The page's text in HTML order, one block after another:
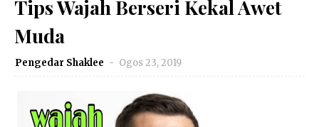
Tips Wajah Berseri Kekal Awet
Muda
Pengedar Shaklee Ogos 23, 2019